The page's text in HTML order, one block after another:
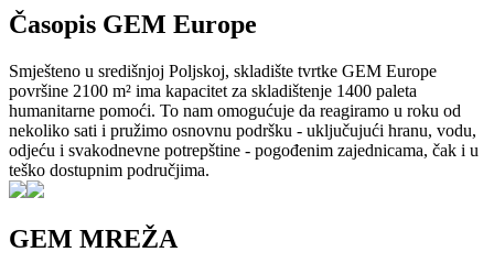
Časopis GEM Europe
Smješteno u središnjoj Poljskoj, skladište tvrtke GEM Europe
površine 2100 m² ima kapacitet za skladištenje 1400 paleta
humanitarne pomoći. To nam omogućuje da reagiramo u roku od
nekoliko sati i pružimo osnovnu podršku - uključujući hranu, vodu,
odjeću i svakodnevne potrepštine - pogođenim zajednicama, čak i u
teško dostupnim područjima.
GEM MREŽA